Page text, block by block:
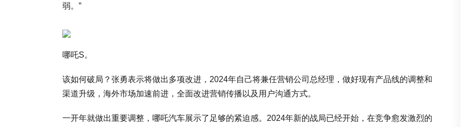
弱。”
哪吒S。
该如何破局？张勇表示将做出多项改进，2024年自己将兼任营销公司总经理，做好现有产品线的调整和
渠道升级，海外市场加速前进，全面改进营销传播以及用户沟通方式。
一开年就做出重要调整，哪吒汽车展示了足够的紧迫感。2024年新的战局已经开始，在竞争愈发激烈的